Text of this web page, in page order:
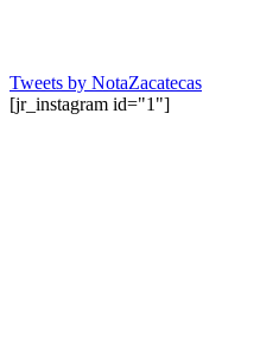
Tweets by NotaZacatecas
[jr_instagram id="1"]